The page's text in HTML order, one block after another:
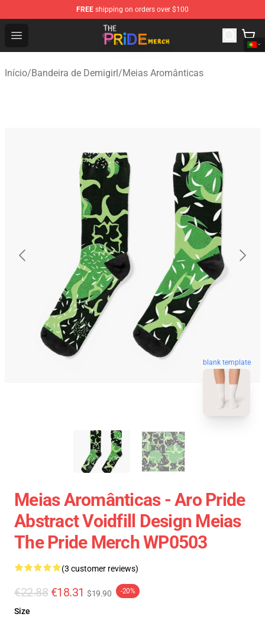
FREE shipping on orders over $100
Open menu
The Pride Shop - Official The Pride Merchandise Store
Início/Bandeira de Demigirl/Meias Aromânticas
blank template
Meias Aromânticas - Aro Pride
Abstract Voidfill Design Meias
The Pride Merch WP0503
(3 customer reviews)
€22.88 €18.31 $19.90 -20%
Size